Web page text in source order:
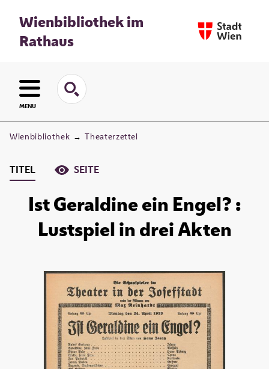
Wienbibliothek im
Rathaus
MENU
Wienbibliothek → Theaterzettel
TITEL SEITE
Ist Geraldine ein Engel? :
Lustspiel in drei Akten